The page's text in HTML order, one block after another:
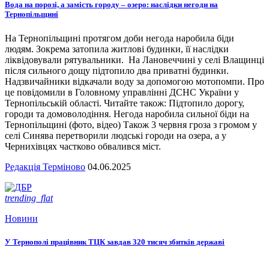
Вода на порозі, а замість городу – озеро: наслідки негоди на
Тернопільщині
На Тернопільщині протягом доби негода наробила біди
людям. Зокрема затопила житлові будинки, її наслідки
ліквідовували рятувальники. На Лановеччині у селі Влащинці
після сильного дощу підтопило два приватні будинки.
Надзвичайники відкачали воду за допомогою мотопомпи. Про
це повідомили в Головному управлінні ДСНС України у
Тернопільській області. Читайте також: Підтопило дорогу,
городи та домоволодіння. Негода наробила сильної біди на
Тернопільщині (фото, відео) Також 3 червня гроза з громом у
селі Синява перетворили людські городи на озера, а у
Чернихівцях частково обвалився міст.
Редакція Терміново 04.06.2025
trending_flat
Новини
У Тернополі працівник ТЦК завдав 320 тисяч збитків державі